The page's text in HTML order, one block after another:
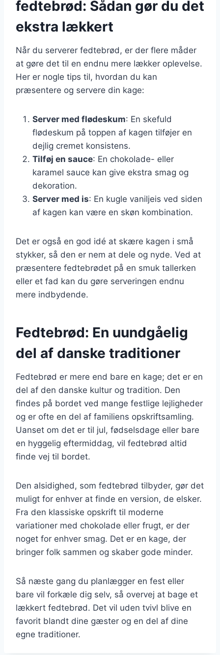
fedtebrød: Sådan gør du det
ekstra lækkert
Når du serverer fedtebrød, er der flere måder
at gøre det til en endnu mere lækker oplevelse.
Her er nogle tips til, hvordan du kan
præsentere og servere din kage:
Server med flødeskum: En skefuld
flødeskum på toppen af kagen tilføjer en
dejlig cremet konsistens.
Tilføj en sauce: En chokolade- eller
karamel sauce kan give ekstra smag og
dekoration.
Server med is: En kugle vaniljeis ved siden
af kagen kan være en skøn kombination.
Det er også en god idé at skære kagen i små
stykker, så den er nem at dele og nyde. Ved at
præsentere fedtebrødet på en smuk tallerken
eller et fad kan du gøre serveringen endnu
mere indbydende.
Fedtebrød: En uundgåelig
del af danske traditioner
Fedtebrød er mere end bare en kage; det er en
del af den danske kultur og tradition. Den
findes på bordet ved mange festlige lejligheder
og er ofte en del af familiens opskriftsamling.
Uanset om det er til jul, fødselsdage eller bare
en hyggelig eftermiddag, vil fedtebrød altid
finde vej til bordet.
Den alsidighed, som fedtebrød tilbyder, gør det
muligt for enhver at finde en version, de elsker.
Fra den klassiske opskrift til moderne
variationer med chokolade eller frugt, er der
noget for enhver smag. Det er en kage, der
bringer folk sammen og skaber gode minder.
Så næste gang du planlægger en fest eller
bare vil forkæle dig selv, så overvej at bage et
lækkert fedtebrød. Det vil uden tvivl blive en
favorit blandt dine gæster og en del af dine
egne traditioner.